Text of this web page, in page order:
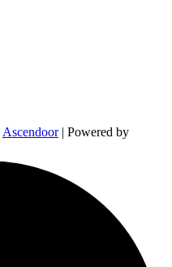
Ascendoor| Powered by